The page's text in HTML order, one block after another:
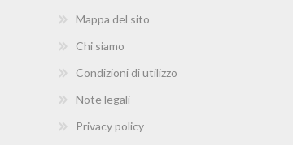
Mappa del sito
Chi siamo
Condizioni di utilizzo
Note legali
Privacy policy